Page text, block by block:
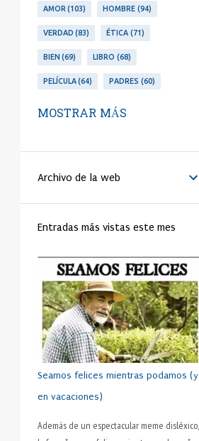
AMOR 103 HOMBRE 94
VERDAD 83 ÉTICA 71
BIEN 69 LIBRO 68
PELÍCULA 64 PADRES 60
PERSONA
BENEDICTO XVI 44
MATRIMONIO 44
RELIGIÓN 41 FAMILIA 40
TRABAJO 40 JÓVENES 39
IGLESIA 37 MORAL 37
SHAKESPEARE 35 DINERO 35
CRISTIANISMO 34 HUMANO 34
PRUDENCIA 34 METÁFORA 33
32 ADOLESCENTE 31
HOMBRES 31
MOSTRAR MÁS
Archivo de la web
Entradas más vistas este mes
Seamos felices mientras podamos (y
en vacaciones)
Además de un espectacular meme disléxico,